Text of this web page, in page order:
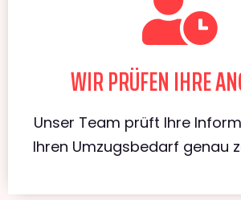
WIR PRÜFEN IHRE
Unser Team prüft Ihre
Ihren Umzugsbedarf genau